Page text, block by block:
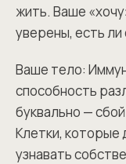
жить. Ваше
уверены, есть
Ваше тело:
способность
буквально —
Клетки,
узнавать